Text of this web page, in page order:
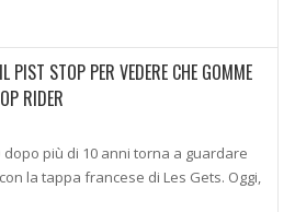
PIST STOP PER VEDERE CHE GOMME
RIDER
dopo più di 10 anni torna a guardare
la tappa francese di Les Gets. Oggi,